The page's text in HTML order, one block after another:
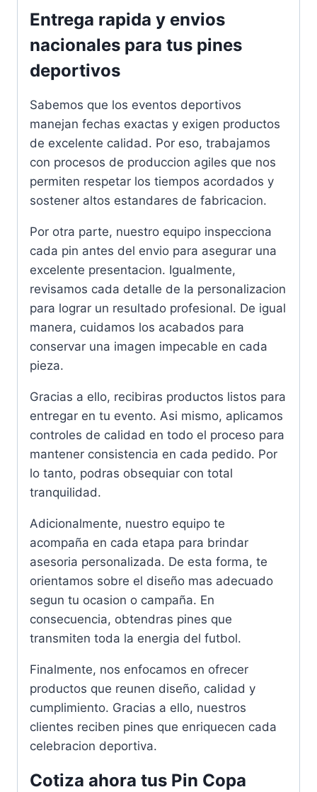
Entrega rapida y envios
nacionales para tus pines
deportivos
Sabemos que los eventos deportivos
manejan fechas exactas y exigen productos
de excelente calidad. Por eso, trabajamos
con procesos de produccion agiles que nos
permiten respetar los tiempos acordados y
sostener altos estandares de fabricacion.
Por otra parte, nuestro equipo inspecciona
cada pin antes del envio para asegurar una
excelente presentacion. Igualmente,
revisamos cada detalle de la personalizacion
para lograr un resultado profesional. De igual
manera, cuidamos los acabados para
conservar una imagen impecable en cada
pieza.
Gracias a ello, recibiras productos listos para
entregar en tu evento. Asi mismo, aplicamos
controles de calidad en todo el proceso para
mantener consistencia en cada pedido. Por
lo tanto, podras obsequiar con total
tranquilidad.
Adicionalmente, nuestro equipo te
acompaña en cada etapa para brindar
asesoria personalizada. De esta forma, te
orientamos sobre el diseño mas adecuado
segun tu ocasion o campaña. En
consecuencia, obtendras pines que
transmiten toda la energia del futbol.
Finalmente, nos enfocamos en ofrecer
productos que reunen diseño, calidad y
cumplimiento. Gracias a ello, nuestros
clientes reciben pines que enriquecen cada
celebracion deportiva.
Cotiza ahora tus Pin Copa